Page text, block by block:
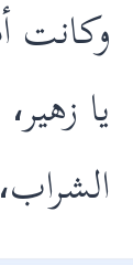
وكانت
يا